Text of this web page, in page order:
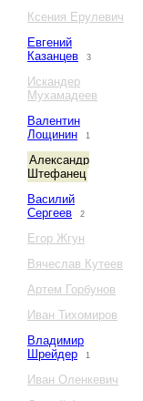
Ксения Ерулевич
Евгений
Казанцев
3
Искандер
Мухамадеев
Валентин
Лощинин
1
Александр
Штефанец
Василий
Сергеев
2
Егор Жгун
Вячеслав Кутеев
Артем Горбунов
Иван Тихомиров
Владимир
Шрейдер
1
Иван Оленкевич